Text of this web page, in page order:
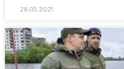
28.05.2021